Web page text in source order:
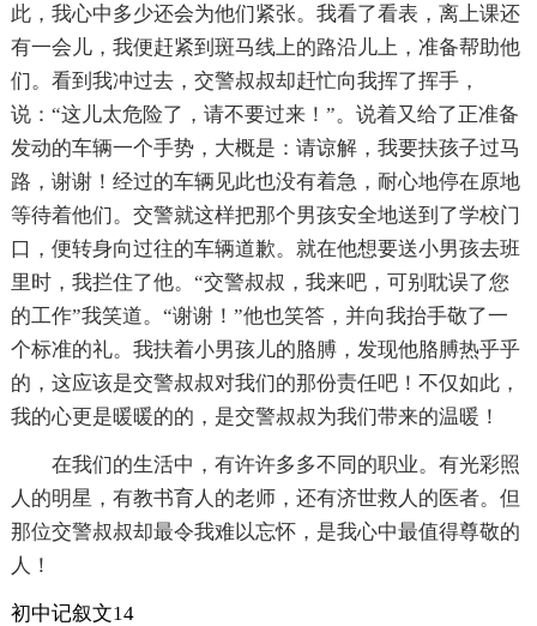
此，我心中多少还会为他们紧张。我看了看表，离上课还
有一会儿，我便赶紧到斑马线上的路沿儿上，准备帮助他
们。看到我冲过去，交警叔叔却赶忙向我挥了挥手，
说：“这儿太危险了，请不要过来！”。说着又给了正准备
发动的车辆一个手势，大概是：请谅解，我要扶孩子过马
路，谢谢！经过的车辆见此也没有着急，耐心地停在原地
等待着他们。交警就这样把那个男孩安全地送到了学校门
口，便转身向过往的车辆道歉。就在他想要送小男孩去班
里时，我拦住了他。“交警叔叔，我来吧，可别耽误了您
的工作”我笑道。“谢谢！”他也笑答，并向我抬手敬了一
个标准的礼。我扶着小男孩儿的胳膊，发现他胳膊热乎乎
的，这应该是交警叔叔对我们的那份责任吧！不仅如此，
我的心更是暖暖的的，是交警叔叔为我们带来的温暖！
在我们的生活中，有许许多多不同的职业。有光彩照
人的明星，有教书育人的老师，还有济世救人的医者。但
那位交警叔叔却最令我难以忘怀，是我心中最值得尊敬的
人！
初中记叙文14